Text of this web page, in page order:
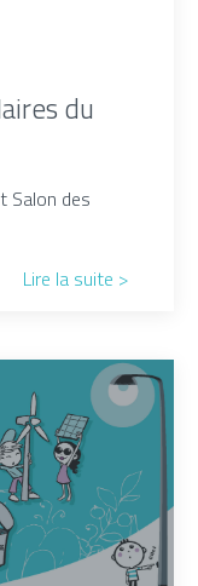
du
Salon des
Lire la suite >